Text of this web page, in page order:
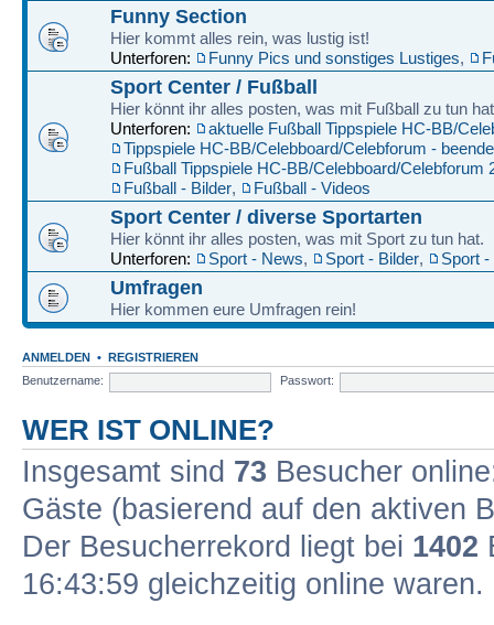
Funny Section
Hier kommt alles rein, was lustig ist!
Unterforen:
Funny Pics und sonstiges Lustiges,
Sport Center / Fußball
Hier könnt ihr alles posten, was mit Fußball zu tun
Unterforen:
aktuelle Fußball Tippspiele HC-BB/
Tippspiele HC-BB/Celebboard/Celebforum -
Fußball Tippspiele HC-BB/Celebboard/Celebforum
Fußball - Bilder, Fußball - Videos
Sport Center / diverse Sportarten
Hier könnt ihr alles posten, was mit Sport zu tun hat.
Unterforen:
Sport - News, Sport - Bilder, Sport
Umfragen
Hier kommen eure Umfragen rein!
ANMELDEN • REGISTRIEREN
Benutzername:
Passwort:
WER IST ONLINE?
Insgesamt sind 73 Besucher
Gäste (basierend auf den aktiven
Der Besucherrekord liegt bei 1402
16:43:59 gleichzeitig online waren.